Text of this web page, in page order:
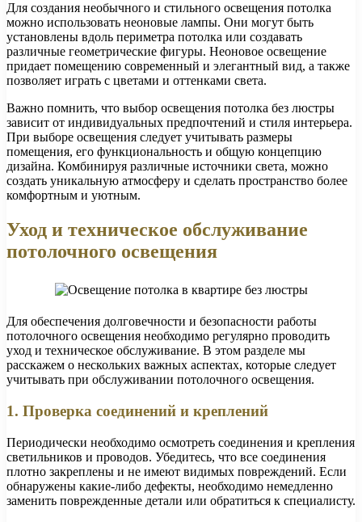
Для создания необычного и стильного освещения потолка
можно использовать неоновые лампы. Они могут быть
установлены вдоль периметра потолка или создавать
различные геометрические фигуры. Неоновое освещение
придает помещению современный и элегантный вид, а также
позволяет играть с цветами и оттенками света.
Важно помнить, что выбор освещения потолка без люстры
зависит от индивидуальных предпочтений и стиля интерьера.
При выборе освещения следует учитывать размеры
помещения, его функциональность и общую концепцию
дизайна. Комбинируя различные источники света, можно
создать уникальную атмосферу и сделать пространство более
комфортным и уютным.
Уход и техническое обслуживание
потолочного освещения
Для обеспечения долговечности и безопасности работы
потолочного освещения необходимо регулярно проводить
уход и техническое обслуживание. В этом разделе мы
расскажем о нескольких важных аспектах, которые следует
учитывать при обслуживании потолочного освещения.
1. Проверка соединений и креплений
Периодически необходимо осмотреть соединения и крепления
светильников и проводов. Убедитесь, что все соединения
плотно закреплены и не имеют видимых повреждений. Если
обнаружены какие-либо дефекты, необходимо немедленно
заменить поврежденные детали или обратиться к специалисту.